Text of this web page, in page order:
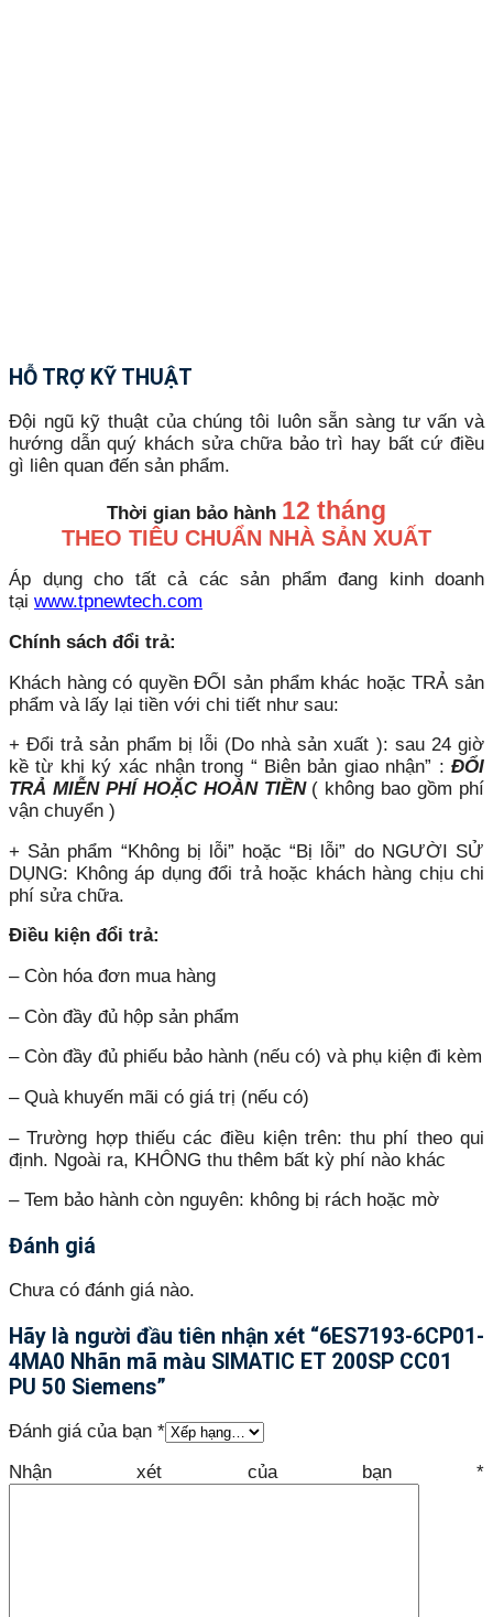
HỖ TRỢ KỸ THUẬT
Đội ngũ kỹ thuật của chúng tôi luôn sẵn sàng tư vấn và
hướng dẫn quý khách sửa chữa bảo trì hay bất cứ điều
gì liên quan đến sản phẩm.
Thời gian bảo hành 12 tháng
THEO TIÊU CHUẨN NHÀ SẢN XUẤT
Áp dụng cho tất cả các sản phẩm đang kinh doanh
tại www.tpnewtech.com
Chính sách đổi trả:
Khách hàng có quyền ĐỔI sản phẩm khác hoặc TRẢ sản
phẩm và lấy lại tiền với chi tiết như sau:
+ Đổi trả sản phẩm bị lỗi (Do nhà sản xuất ): sau 24 giờ
kề từ khi ký xác nhận trong “ Biên bản giao nhận” : ĐỔI
TRẢ MIỄN PHÍ HOẶC HOÀN TIỀN( không bao gồm phí
vận chuyển )
+ Sản phẩm “Không bị lỗi” hoặc “Bị lỗi” do NGƯỜI SỬ
DỤNG: Không áp dụng đổi trả hoặc khách hàng chịu chi
phí sửa chữa.
Điều kiện đổi trả:
– Còn hóa đơn mua hàng
– Còn đầy đủ hộp sản phẩm
– Còn đầy đủ phiếu bảo hành (nếu có) và phụ kiện đi kèm
– Quà khuyến mãi có giá trị (nếu có)
– Trường hợp thiếu các điều kiện trên: thu phí theo qui
định. Ngoài ra, KHÔNG thu thêm bất kỳ phí nào khác
– Tem bảo hành còn nguyên: không bị rách hoặc mờ
Đánh giá
Chưa có đánh giá nào.
Hãy là người đầu tiên nhận xét “6ES7193-6CP01-
4MA0 Nhãn mã màu SIMATIC ET 200SP CC01
PU 50 Siemens”
Đánh giá của bạn *
Nhận xét của bạn *